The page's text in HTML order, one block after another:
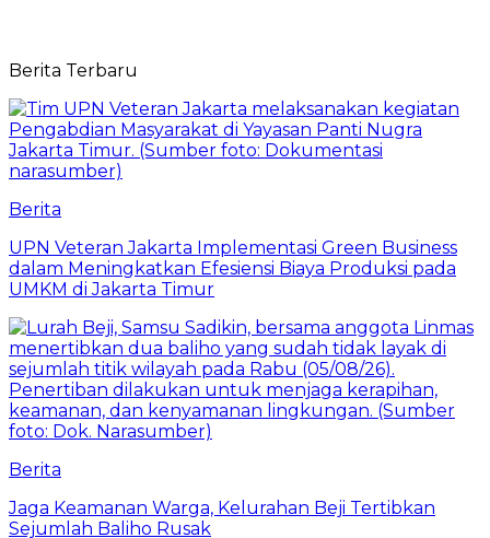
Berita Terbaru
Berita
UPN Veteran Jakarta Implementasi Green Business
dalam Meningkatkan Efesiensi Biaya Produksi pada
UMKM di Jakarta Timur
Berita
Jaga Keamanan Warga, Kelurahan Beji Tertibkan
Sejumlah Baliho Rusak